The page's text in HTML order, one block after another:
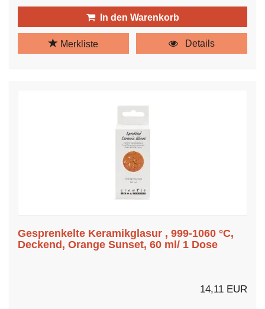
In den Warenkorb
Merkliste Details
Gesprenkelte Keramikglasur , 999-1060 °C,
Deckend, Orange Sunset, 60 ml/ 1 Dose
14,11 EUR